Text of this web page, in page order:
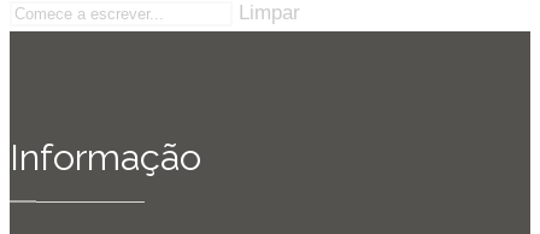
Limpar
Informação